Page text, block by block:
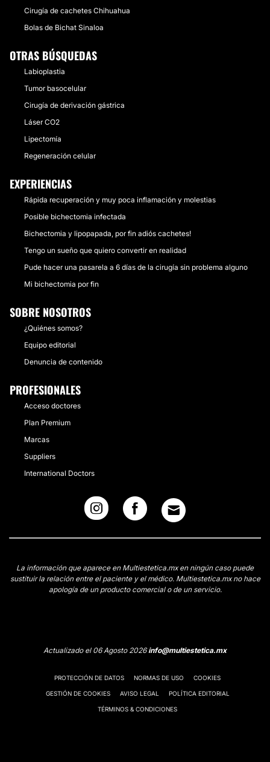
Cirugía de cachetes Chihuahua
Bolas de Bichat Sinaloa
OTRAS BÚSQUEDAS
Labioplastia
Tumor basocelular
Cirugía de derivación gástrica
Láser CO2
Lipectomía
Regeneración celular
EXPERIENCIAS
Rápida recuperación y muy poca inflamación y molestias
Posible bichectomia infectada
Bichectomia y lipopapada, por fin adiós cachetes!
Tengo un sueño que quiero convertir en realidad
Pude hacer una pasarela a 6 días de la cirugía sin problema alguno
Mi bichectomia por fin
SOBRE NOSOTROS
¿Quiénes somos?
Equipo editorial
Denuncia de contenido
PROFESIONALES
Acceso doctores
Plan Premium
Marcas
Suppliers
International Doctors
La información que aparece en Multiestetica.mx en ningún caso puede
sustituir la relación entre el paciente y el médico. Multiestetica.mx no hace
apología de un producto comercial o de un servicio.
Actualizado el 06 Agosto 2026info@multiestetica.mx
PROTECCIÓN DE DATOS NORMAS DE USO COOKIES
GESTIÓN DE COOKIES AVISO LEGAL POLÍTICA EDITORIAL
TÉRMINOS & CONDICIONES